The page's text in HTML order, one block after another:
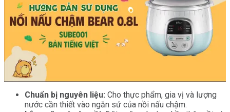
Chuẩn bị nguyên liệu: Cho thực phẩm, gia vị và lượng
nước cần thiết vào ngăn sứ của nồi nấu chậm.